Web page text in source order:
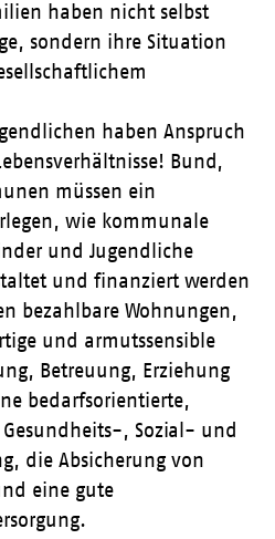
haben nicht selbst
sondern ihre Situation
haben Anspruch
Bund,
müssen ein
wie kommunale
und Jugendliche
und finanziert werden
bezahlbare Wohnungen,
und armutssensible
Betreuung, Erziehung
bedarfsorientierte,
, Sozial- und
die Absicherung von
eine gute